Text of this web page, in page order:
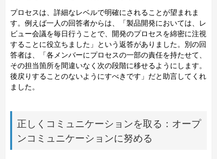
プロセスは、詳細なレベルで明確にされることが望まれま
す。例えば一人の回答者からは、「製品開発においては、レ
ビュー会議を毎日行うことで、開発のプロセスを綿密に注視
することに役立ちました」という返答がありました。別の回
答者は、「各メンバーにプロセスの一部の責任を持たせて、
その担当箇所を間違いなく次の段階に移せるようにします。
後戻りすることのないようにすべきです」だと助言してくれ
ました。
正しくコミュニケーションを取る：オープ
ンコミュニケーションに努める